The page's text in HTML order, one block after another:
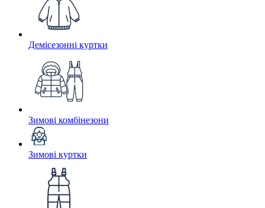
Демісезонні куртки
Зимові комбінезони
Зимові куртки